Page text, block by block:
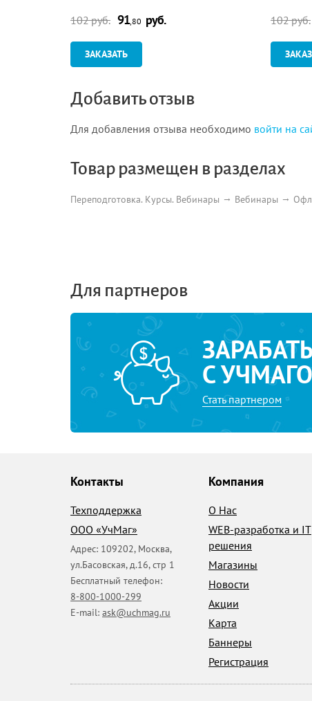
102 руб. 91 ,80 руб.
ЗАКАЗАТЬ
102 руб.
Добавить отзыв
Для добавления отзыва необходимо войти на
Товар размещен в разделах
Переподготовка. Курсы. Вебинары Вебинары
Для партнеров
С
Стать партнером
Контакты
Техподдержка
ООО «УчМаг»
Адрес: 109202, Москва,
ул.Басовская, д.16, стр 1
Бесплатный телефон:
8-800-1000-299
E-mail: ask@uchmag.ru
Компания
О Нас
WEB-разработка и IT
решения
Магазины
Новости
Акции
Карта
Баннеры
Регистрация